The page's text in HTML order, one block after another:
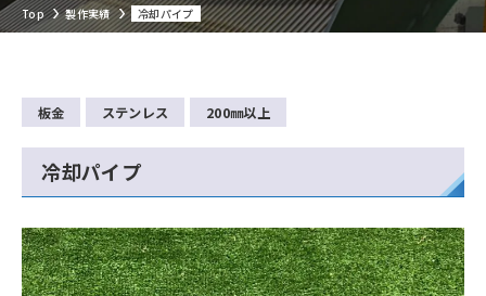
Top 製作実績 冷却パイプ
板金 ステンレス 200㎜以上
冷却パイプ